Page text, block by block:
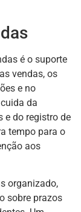
é o suporte
vendas, os
e no
da
e do registro de
tempo para o
aos
organizado,
sobre prazos